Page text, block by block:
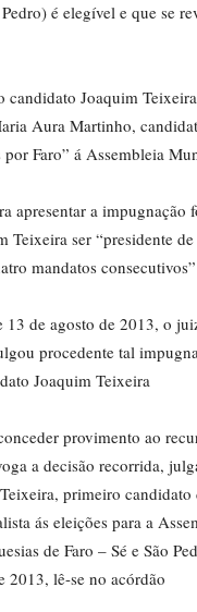
é elegível e que se
candidato Joaquim
Aura Martinho,
Faro” á Assembleia
apresentar a impugnação
Teixeira ser “presidente
mandatos consecutivos”
13 de agosto de 2013, o
procedente tal
Joaquim Teixeira
provimento ao
a decisão recorrida,
primeiro candidato
ás eleições para a
de Faro – Sé e São
2013, lê-se no acórdão